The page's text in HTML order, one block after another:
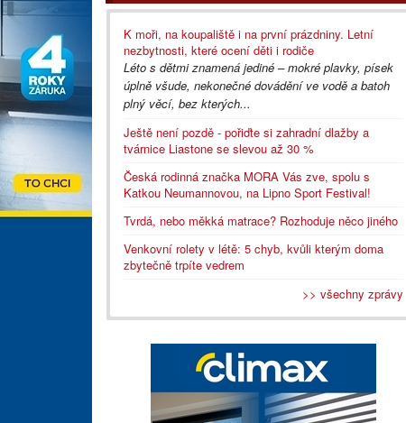
K moři, na koupaliště i na první prázdniny. Letní
nezbytnosti, které ocení děti i rodiče
Léto s dětmi znamená jediné – mokré plavky, písek
úplně všude, nekonečné dovádění ve vodě a batoh
plný věcí, bez kterých...
Ještě není pozdě - pořiďte si zahradní dlažby a
tvárnice Liastone se slevou až 30 %
Česká rodinná značka MORA Vás zve, spolu s
Katkou Neumannovou, na Lipno Sport Festival!
Tvrdá, nebo měkká matrace? Rozhoduje něco jiného
Venkovní rolety v létě: 5 chyb, kvůli kterým doma
zbytečně trpíte vedrem
>> všechny zprávy